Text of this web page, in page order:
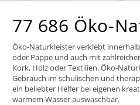
77 686 Öko-
Öko-Naturkleister verklebt
oder Pappe und auch mit
Kork, Holz oder Textilien. Öko-
Gebrauch im schulischen und
ein beliebter Helfer bei eigenen
warmem Wasser auswaschbar.